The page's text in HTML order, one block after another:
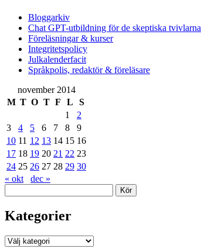
Bloggarkiv
Chat GPT-utbildning för de skeptiska tvivlarna
Föreläsningar & kurser
Integritetspolicy
Julkalenderfacit
Språkpolis, redaktör & föreläsare
Sidopanel
november 2014
M T O T F L
S
1
2
3
4 5 6 7 8
9
10 11 12 13 14 15 16
17 18 19 20 21 22 23
24 25 26 27 28 29 30
« okt
dec »
Kategorier
Kategorier